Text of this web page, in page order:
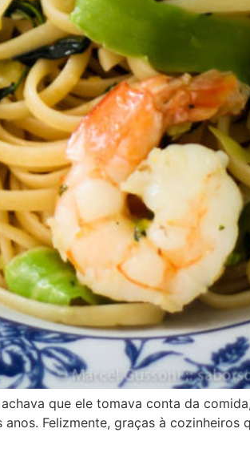
que ele tomava conta da
Felizmente, graças à cozinheiros